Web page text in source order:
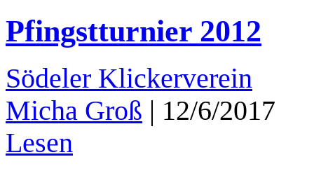
Pfingstturnier 2012
Södeler Klickerverein
Micha Groß | 12/6/2017
Lesen